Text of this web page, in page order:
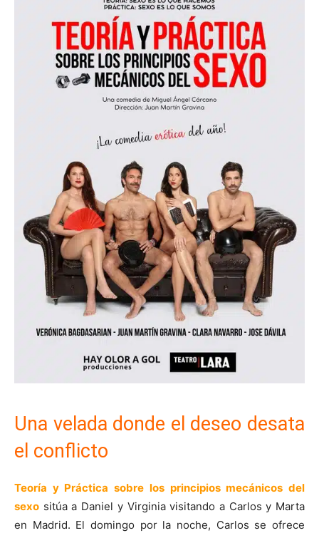
Una velada donde el deseo desata
el conflicto
Teoría y Práctica sobre los principios mecánicos del
sexo sitúa a Daniel y Virginia visitando a Carlos y Marta
en Madrid. El domingo por la noche, Carlos se ofrece